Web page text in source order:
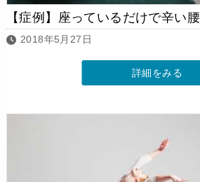
【症例】座っているだけで辛い
2018年5月27日
詳細をみる